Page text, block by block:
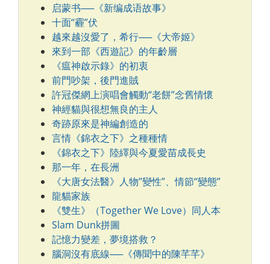
启蒙书──《新编成语故事》
十面“霾”伏
越來越沒愛了，希行──《大帝姬》
來到一部《西遊記》的年齡層
《瘟神啟示錄》的初衷
前門吵架，後門進賊
許冠傑網上演唱會觸動“老餅”念舊情懷
神經貓與很想無良的主人
奇跡原來是神編創造的
言情《錦衣之下》之種種情
《錦衣之下》陸繹與今夏愛苗成長史
那一年，在長洲
《大唐女法醫》人物”變性”、情節“變態”
龍貓家族
《雙生》（Together We Love）同人本
Slam Dunk拼圖
記憶力變差，夢境搭救？
腦洞沒有底線──《傳聞中的陳芊芊》